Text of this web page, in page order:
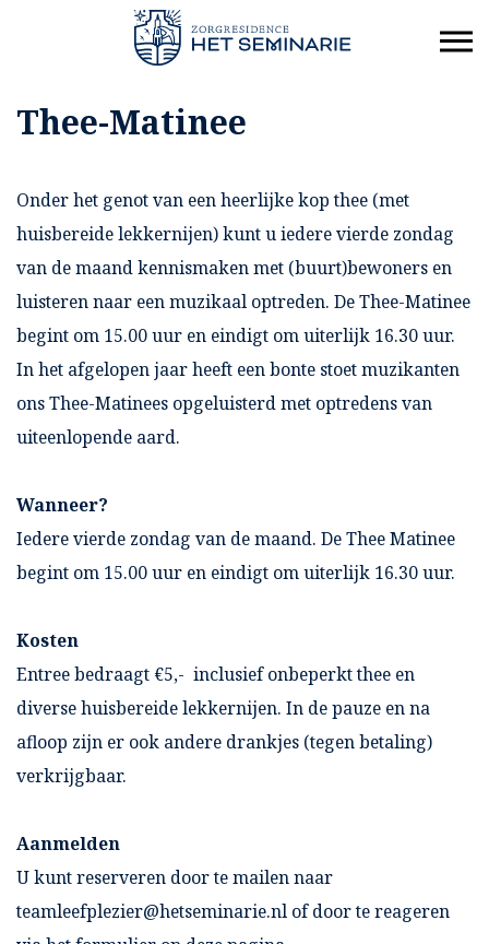
Thee-Matinee
Onder het genot van een heerlijke kop thee (met
huisbereide lekkernijen) kunt u iedere vierde zondag
van de maand kennismaken met (buurt)bewoners en
luisteren naar een muzikaal optreden. De Thee-Matinee
begint om 15.00 uur en eindigt om uiterlijk 16.30 uur.
In het afgelopen jaar heeft een bonte stoet muzikanten
ons Thee-Matinees opgeluisterd met optredens van
uiteenlopende aard.
Wanneer?
Iedere vierde zondag van de maand. De Thee Matinee
begint om 15.00 uur en eindigt om uiterlijk 16.30 uur.
Kosten
Entree bedraagt €5,- inclusief onbeperkt thee en
diverse huisbereide lekkernijen. In de pauze en na
afloop zijn er ook andere drankjes (tegen betaling)
verkrijgbaar.
Aanmelden
U kunt reserveren door te mailen naar
teamleefplezier@hetseminarie.nl of door te reageren